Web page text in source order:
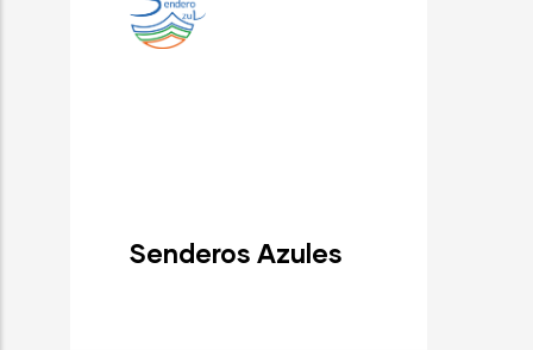
Senderos Azules